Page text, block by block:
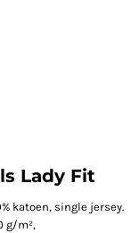
Lady Fit
katoen, single jersey.
g/m²,